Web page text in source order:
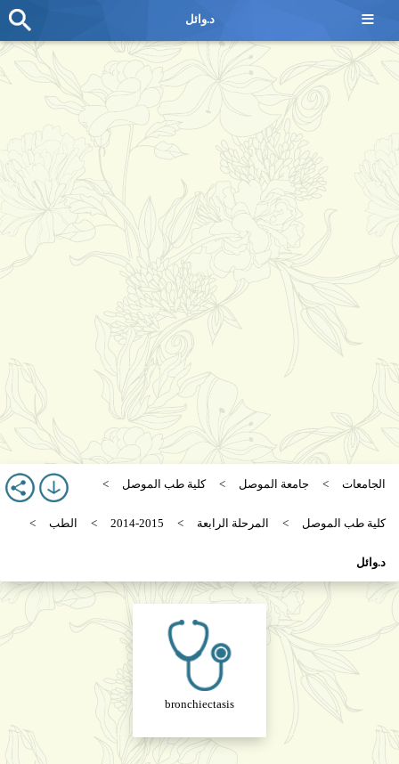
الجامعات جامعة الموصل كلية طب الموصل
كلية طب الموصل المرحلة الرابعة 2014-2015 الطب
د.وائل
bronchiectasis
≡ د.وائل